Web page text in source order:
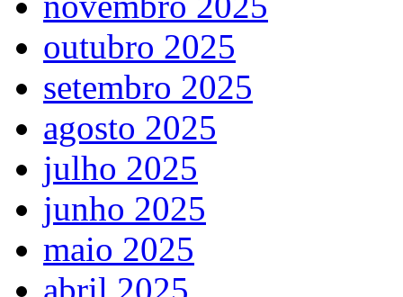
outubro 2025
setembro 2025
agosto 2025
julho 2025
junho 2025
maio 2025
abril 2025